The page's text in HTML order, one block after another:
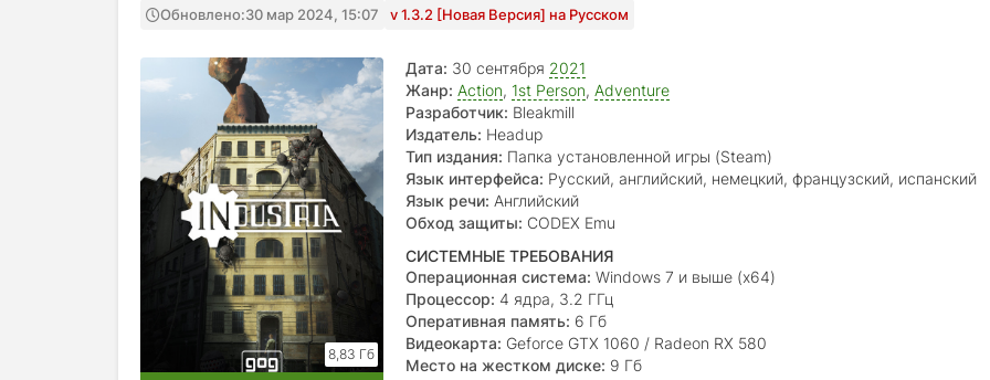
Обновлено:30 мар 2024, 15:07 v 1.3.2 [Новая Версия] на Русском
8,83 Гб
Дата: 30 сентября 2021
Жанр: Action, 1st Person, Adventure
Разработчик: Bleakmill
Издатель: Headup
Тип издания: Папка установленной игры (Steam)
Язык интерфейса: Русский, английский, немецкий, французский, испанский
Язык речи: Английский
Обход защиты: CODEX Emu
СИСТЕМНЫЕ ТРЕБОВАНИЯ
Операционная система: Windows 7 и выше (х64)
Процессор: 4 ядра, 3.2 ГГц
Оперативная память: 6 Гб
Видеокарта: Geforce GTX 1060 / Radeon RX 580
Место на жестком диске: 9 Гб